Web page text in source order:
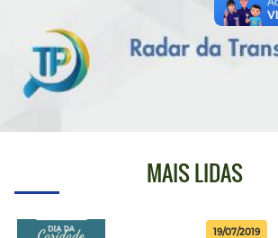
MAIS LIDAS
19/07/2019